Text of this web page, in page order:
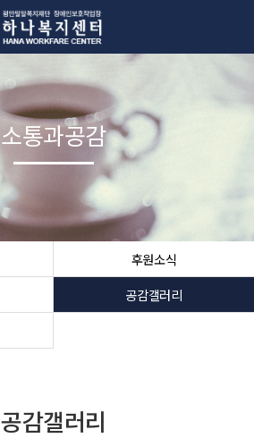
후원소식
공감갤러리
소통과공감
공감갤러리